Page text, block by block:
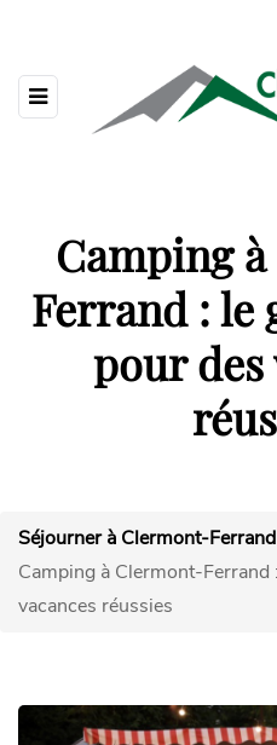
Camping
Ferrand : le
pour des
Séjourner à Clermont-Ferrand
Camping à Clermont-
vacances réussies